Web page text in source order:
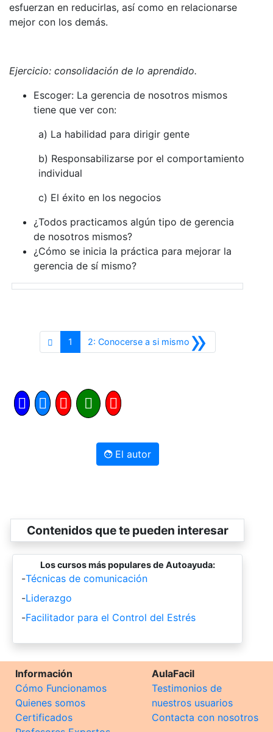
esfuerzan en reducirlas, así como en relacionarse
mejor con los demás.
Ejercicio: consolidación de lo aprendido.
Escoger: La gerencia de nosotros mismos
tiene que ver con:
a) La habilidad para dirigir gente
b) Responsabilizarse por el comportamiento
individual
c) El éxito en los negocios
¿Todos practicamos algún tipo de gerencia
de nosotros mismos?
¿Cómo se inicia la práctica para mejorar la
gerencia de sí mismo?
1 »
2: Conocerse a si mismoSiguiente
El autor
Contenidos que te pueden interesar
Los cursos más populares de Autoayuda:
-Técnicas de comunicación
-Liderazgo
-Facilitador para el Control del Estrés
Información
Cómo Funcionamos
Quienes somos
Certificados
AulaFacil
Testimonios de
nuestros usuarios
Contacta con nosotros